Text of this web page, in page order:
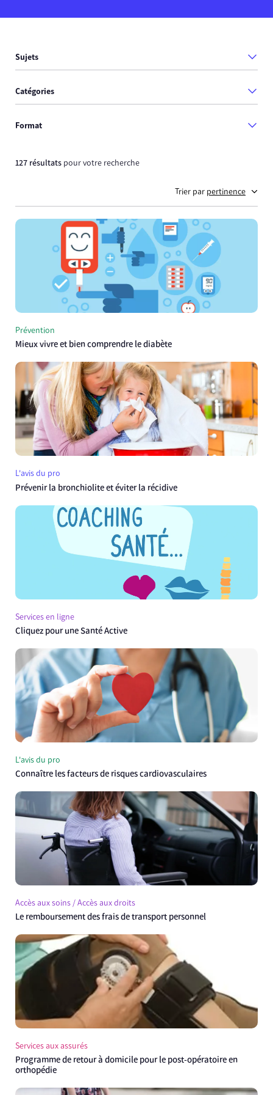
Sujets
Catégories
Format
127 résultats pour votre recherche
Trier par pertinence
Prévention
Mieux vivre et bien comprendre le diabète
L'avis du pro
Prévenir la bronchiolite et éviter la récidive
Services en ligne
Cliquez pour une Santé Active
L'avis du pro
Connaître les facteurs de risques cardiovasculaires
Accès aux soins / Accès aux droits
Le remboursement des frais de transport personnel
Services aux assurés
Programme de retour à domicile pour le post-opératoire en
orthopédie